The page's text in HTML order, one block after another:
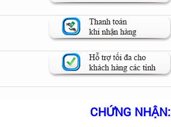
CHỨNG NHẬN: